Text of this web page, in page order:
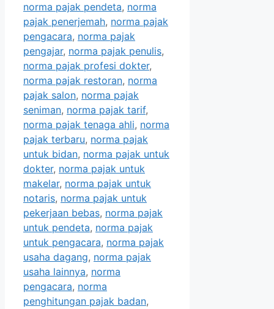
norma pajak pendeta, norma
pajak penerjemah, norma pajak
pengacara, norma pajak
pengajar, norma pajak penulis,
norma pajak profesi dokter,
norma pajak restoran, norma
pajak salon, norma pajak
seniman, norma pajak tarif,
norma pajak tenaga ahli, norma
pajak terbaru, norma pajak
untuk bidan, norma pajak untuk
dokter, norma pajak untuk
makelar, norma pajak untuk
notaris, norma pajak untuk
pekerjaan bebas, norma pajak
untuk pendeta, norma pajak
untuk pengacara, norma pajak
usaha dagang, norma pajak
usaha lainnya, norma
pengacara, norma
penghitungan pajak badan,